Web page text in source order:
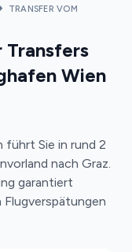
TRANSFER VOM
Wien
führt Sie in rund 2
nach Graz.
garantiert